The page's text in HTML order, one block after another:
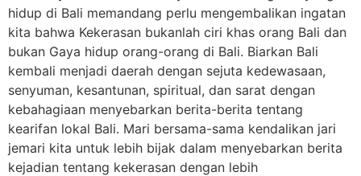
hidup di Bali memandang perlu mengembalikan ingatan
kita bahwa Kekerasan bukanlah ciri khas orang Bali dan
bukan Gaya hidup orang-orang di Bali. Biarkan Bali
kembali menjadi daerah dengan sejuta kedewasaan,
senyuman, kesantunan, spiritual, dan sarat dengan
kebahagiaan menyebarkan berita-berita tentang
kearifan lokal Bali. Mari bersama-sama kendalikan jari
jemari kita untuk lebih bijak dalam menyebarkan berita
kejadian tentang kekerasan dengan lebih